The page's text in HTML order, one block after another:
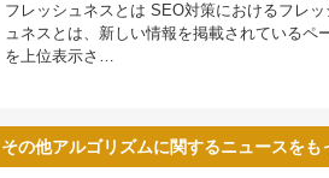
フレッシュネスとは SEO対策におけるフレッ
ュネスとは、新しい情報を掲載されているペ
を上位表示さ…
その他アルゴリズムに関するニュースをも